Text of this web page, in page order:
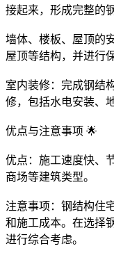
接起来，形成完整的
墙体、楼板、屋顶的
屋顶等结构，并进行
室内装修：完成钢结
修，包括水电安装、
优点与注意事项 🌟
优点：施工速度快、
商场等建筑类型。
注意事项：钢结构住
和施工成本。在选择
进行综合考虑。